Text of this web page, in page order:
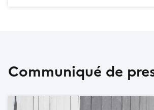
Communiqué de